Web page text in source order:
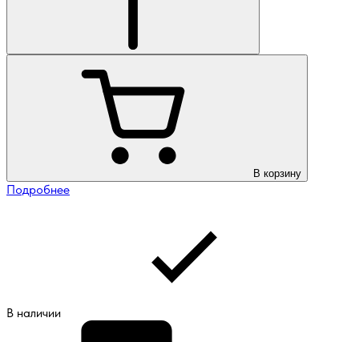
В корзину
Подробнее
В наличии